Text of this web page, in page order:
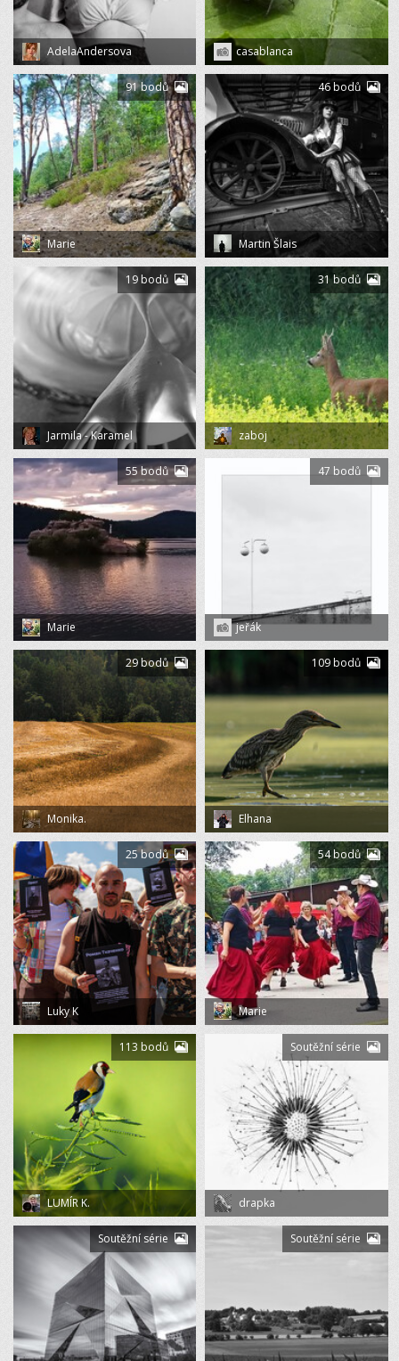
AdelaAndersova casablanca
Marie
91 bodů
Martin Šlais
46 bodů
Jarmila - Karamel
19 bodů
zaboj
31 bodů
Marie
55 bodů
jeřák
47 bodů
Monika.
29 bodů
Elhana
109 bodů
Luky K
25 bodů
Marie
54 bodů
LUMÍR K.
113 bodů
drapka
Soutěžní série
Soutěžní série Soutěžní série